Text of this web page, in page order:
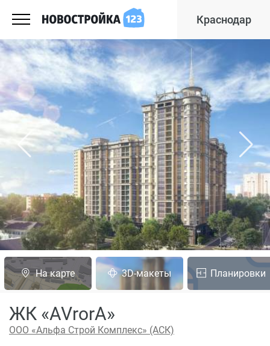
Краснодар
На карте 3D-макеты Планировки
ЖК «AVrorA»
ООО «Альфа Строй Комплекс» (АСК)